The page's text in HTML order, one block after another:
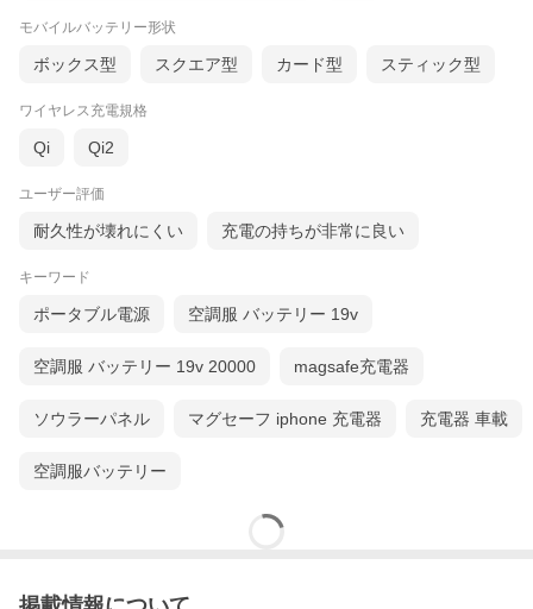
モバイルバッテリー形状
ボックス型 スクエア型 カード型 スティック型
ワイヤレス充電規格
Qi Qi2
ユーザー評価
耐久性が壊れにくい 充電の持ちが非常に良い
キーワード
ポータブル電源 空調服 バッテリー 19v
空調服 バッテリー 19v 20000 magsafe充電器
ソウラーパネル マグセーフ iphone 充電器 充電器 車載
空調服バッテリー